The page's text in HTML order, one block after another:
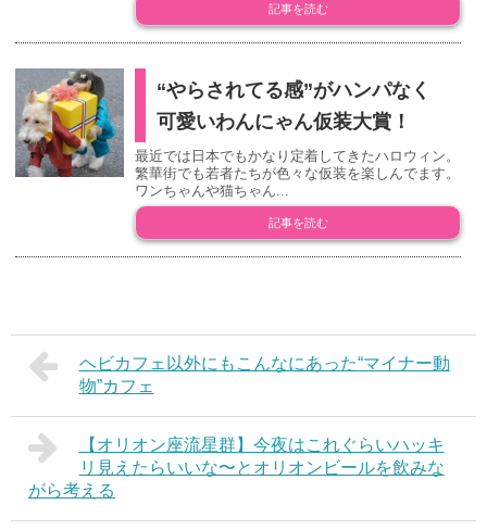
記事を読む
“やらされてる感”がハンパなく
可愛いわんにゃん仮装大賞！
最近では日本でもかなり定着してきたハロウィン。
繁華街でも若者たちが色々な仮装を楽しんでます。
ワンちゃんや猫ちゃん...
記事を読む
ヘビカフェ以外にもこんなにあった“マイナー動
物”カフェ
【オリオン座流星群】今夜はこれぐらいハッキ
リ見えたらいいな〜とオリオンビールを飲みな
がら考える